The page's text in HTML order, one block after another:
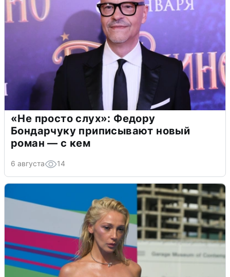
«Не просто слух»: Федору
Бондарчуку приписывают новый
роман — с кем
6 августа 14